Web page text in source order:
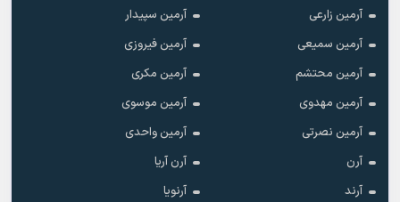
آرمین زارعی
آرمین سپیدار
آرمین سمیعی
آرمین فیروزی
آرمین محتشم
آرمین مکری
آرمین مهدوی
آرمین موسوی
آرمین نصرتی
آرمین واحدی
آرن
آرن آریا
آرند
آرنویا